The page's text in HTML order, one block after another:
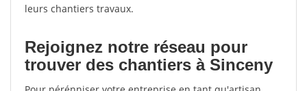
leurs chantiers travaux.
Rejoignez notre réseau pour
trouver des chantiers à Sinceny